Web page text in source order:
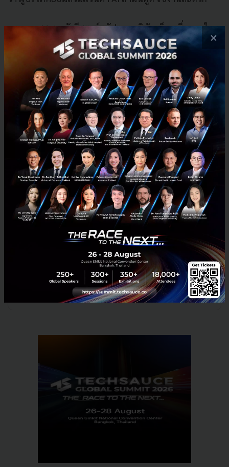
นอกจาก Meta ยังมีสตาร์ตอัปและบริษัทเล็กๆ ที่ลงทุนใน
สนามนี้จำนวนมาก Apple ก็มีรายงานว่ากำลังพัฒนาแว่นที่
ใช้คู่กับ AirPods เช่นกัน
Google ยังไม่ประกาศราคาและชื่อแบรนด์อย่างเป็น
ทางการ ระบุเพียงว่าแว่นทั้งสองรุ่นจะออกสู่ตลาดในฤดู
ใบไม้ร่วงปี 2026 หรือประมาณช่วงปลายปีนี้
จุดที่น่าจะกำหนดความสำเร็จของ Audio Glasses คือ
ราคา ถ้าราคาสูสีกับ Ray-Ban Meta ที่อยู่ในระดับ 300-
400 ดอลลาร์ น่าจะเป็นจุดที่แข่งขันได้ แต่ถ้าราคาสูงกว่านี้
มาก โดยเฉพาะรุ่น Gentle Monster ที่เน้นความหรู
Google อาจต้องสร้างจุดขายที่ไม่ใช่แค่ Gemini
Techcrunch,Mashable
smart-glasses Audio Glasses google-i/o-2026
No comment
×